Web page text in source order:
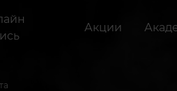
Акции